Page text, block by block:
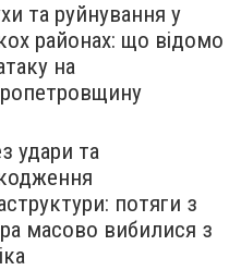
та руйнування у
районах: що відомо
на
удари та
потяги з
масово вибилися з